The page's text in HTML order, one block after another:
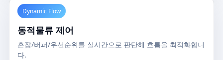
Dynamic Flow
동적물류 제어
혼잡/버퍼/우선순위를 실시간으로 판단해 흐름을 최적화합니
다.